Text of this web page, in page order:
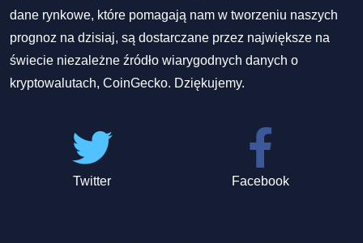
dane rynkowe, które pomagają nam w tworzeniu naszych
prognoz na dzisiaj, są dostarczane przez największe na
świecie niezależne źródło wiarygodnych danych o
kryptowalutach, CoinGecko. Dziękujemy.
Twitter Facebook